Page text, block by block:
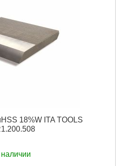
18%W ITA TOOLS